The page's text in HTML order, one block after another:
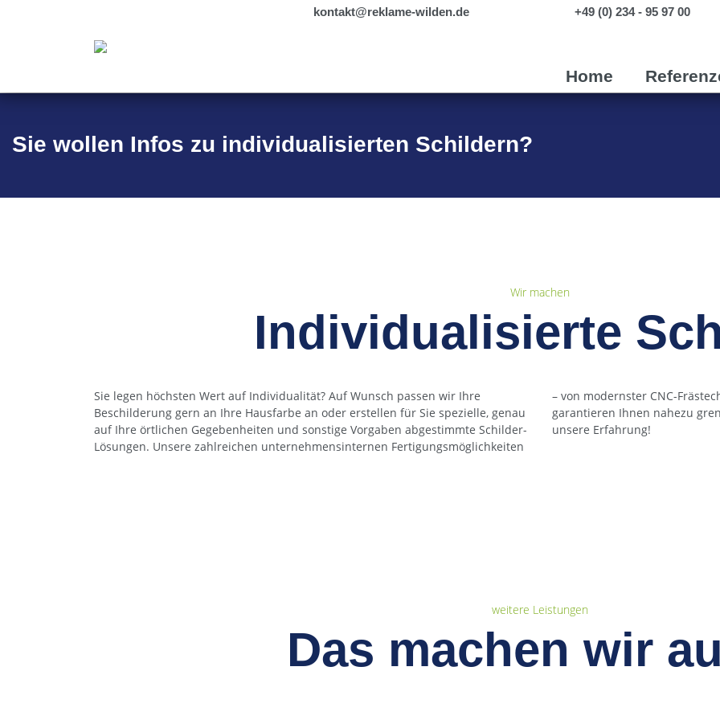
kontakt@reklame-wilden.de +49 (0) 234 - 95 97 00
Home
Sie wollen Infos zu individualisierten Schildern?
Wir machen
Individualisierte
Sie legen höchsten Wert auf Individualität? Auf Wunsch passen wir Ihre
Beschilderung gern an Ihre Hausfarbe an oder erstellen für Sie spezielle, genau
auf Ihre örtlichen Gegebenheiten und sonstige Vorgaben abgestimmte Schilder-
Lösungen. Unsere zahlreichen unternehmensinternen Fertigungsmöglichkeiten
– von modernster CNC-Frästechnik über die Lackierung bis zum Digitaldruck –
garantieren Ihnen nahezu grenzenlose Gestaltungsfreiheit. Vertrauen Sie auf
unsere Erfahrung!
weitere Leistungen
Das machen wir